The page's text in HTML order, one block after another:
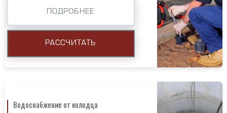
ПОДРОБНЕЕ
РАССЧИТАТЬ
Водоснабжение от колодца